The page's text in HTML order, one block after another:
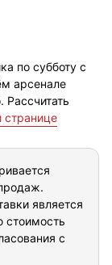
по субботу с
арсенале
Рассчитать
странице
является
стоимость
с